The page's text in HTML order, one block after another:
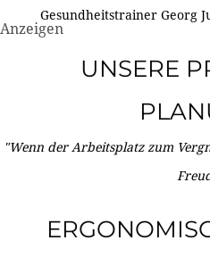
Gesundheitstrainer Georg
Anzeigen
UNSERE
"Wenn der Arbeitsplatz zum